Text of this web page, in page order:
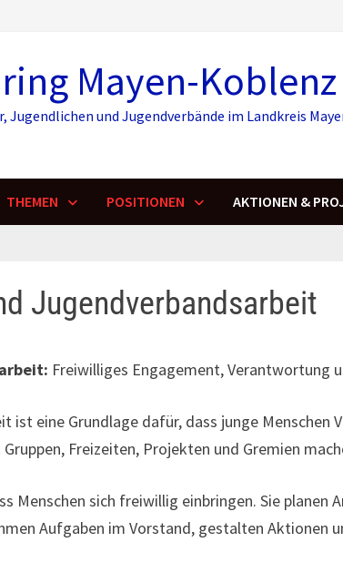
Mayen-Koblenz
und Jugendverbände im Landkreis
THEMEN POSITIONEN AKTIONEN &
Jugendverbandsarbeit
Freiwilliges Engagement, Verantwortung
ist eine Grundlage dafür, dass junge Menschen
Freizeiten, Projekten und Gremien
Menschen sich freiwillig einbringen. Sie planen
Aufgaben im Vorstand, gestalten Aktionen